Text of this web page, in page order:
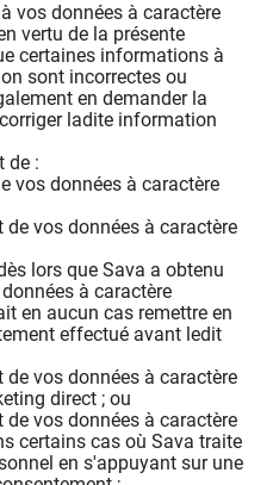
vos données à caractère
vertu de la présente
certaines informations à
sont incorrectes ou
en demander la
ladite information
de :
vos données à caractère
de vos données à caractère
lors que Sava a obtenu
à caractère
en aucun cas remettre en
effectué avant ledit
vos données à caractère
direct ; ou
vos données à caractère
certains cas où Sava traite
en s'appuyant sur une